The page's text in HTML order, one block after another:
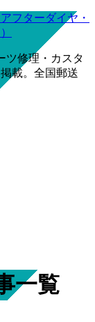
フターダイヤ・
ツ修理・カスタ
載。全国郵送
一覧